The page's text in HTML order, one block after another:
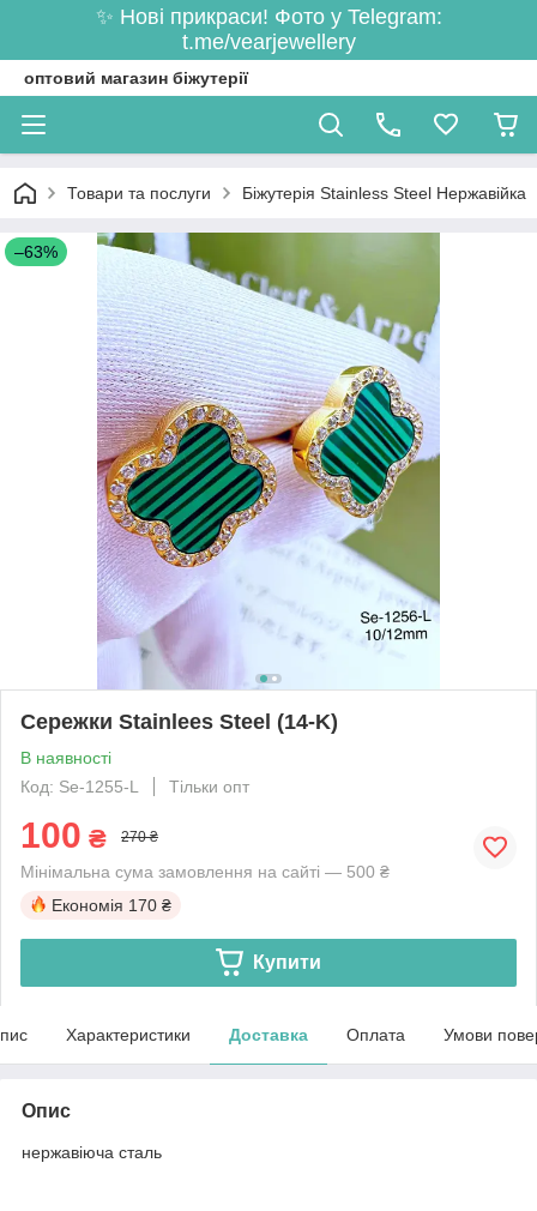
✨ Нові прикраси! Фото у Telegram:
t.me/vearjewellery
оптовий магазин біжутерії
Товари та послуги Біжутерія Stainless Steel Нержавійка
–63%
Сережки Stainlees Steel (14-K)
В наявності
Код: Se-1255-L
Тільки опт
100 ₴ 270 ₴
Мінімальна сума замовлення на сайті — 500 ₴
Економія 170 ₴
Купити
Характеристики Доставка Оплата Умови
Опис
нержавіюча сталь